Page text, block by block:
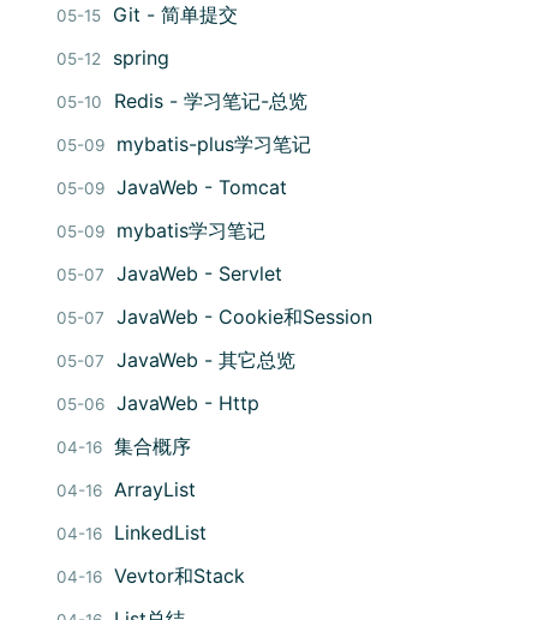
05-15 Git - 简单提交
05-12 spring
05-10 Redis - 学习笔记-总览
05-09 mybatis-plus学习笔记
05-09 JavaWeb - Tomcat
05-09 mybatis学习笔记
05-07 JavaWeb - Servlet
05-07 JavaWeb - Cookie和Session
05-07 JavaWeb - 其它总览
05-06 JavaWeb - Http
04-16 集合概序
04-16 ArrayList
04-16 LinkedList
04-16 Vevtor和Stack